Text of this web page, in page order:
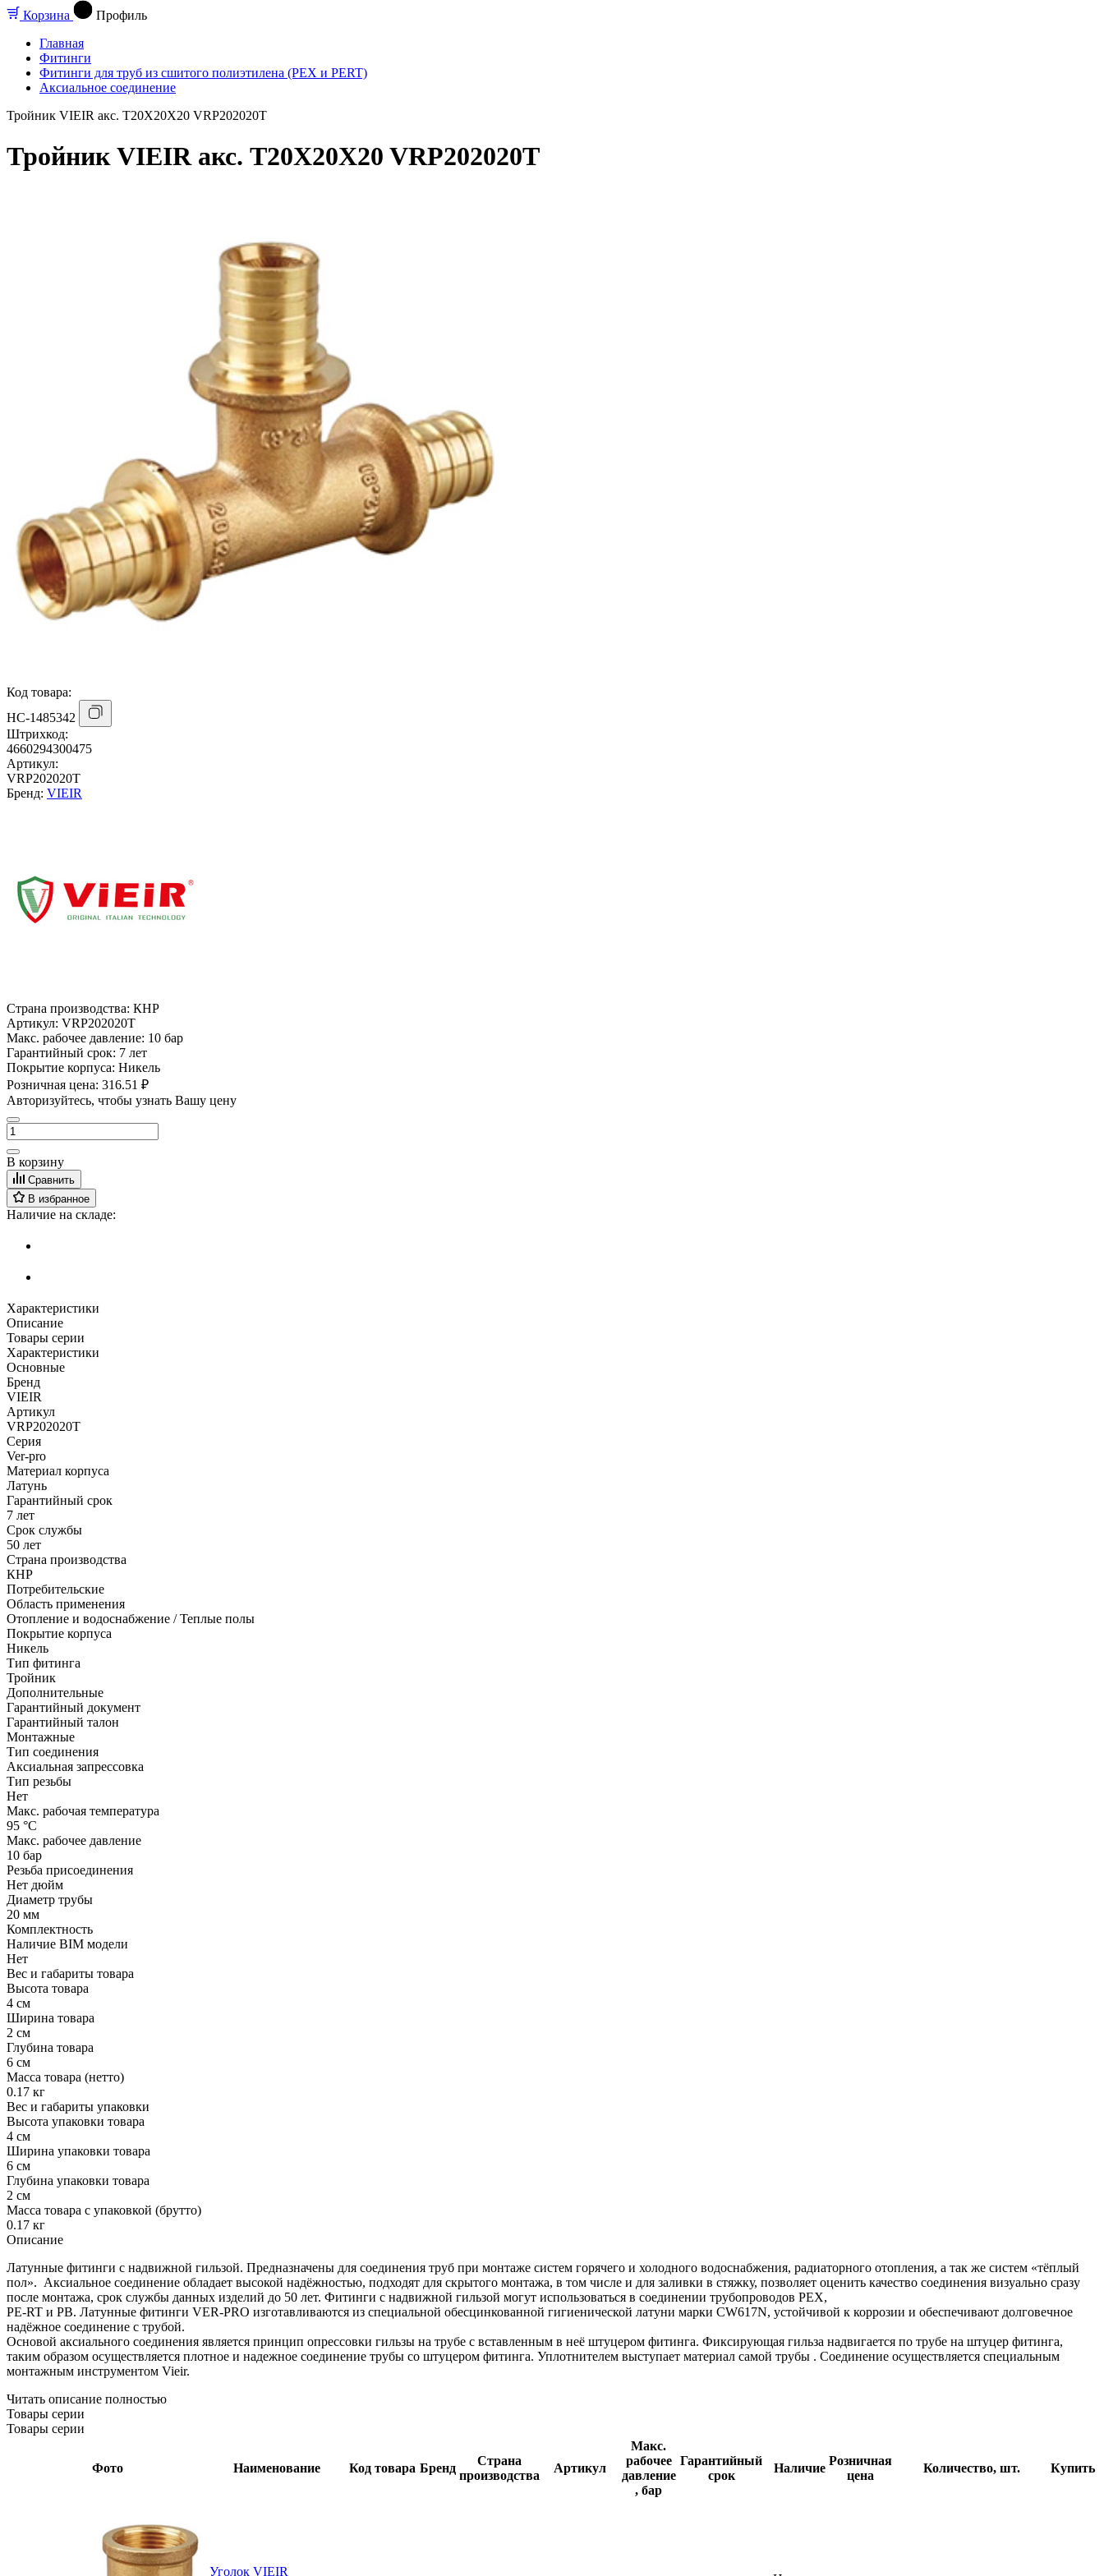
Корзина
Профиль
Главная
Фитинги
Фитинги для труб из сшитого полиэтилена (PEX и PERT)
Аксиальное соединение
Тройник VIEIR акс. Т20X20X20 VRP202020T
Тройник VIEIR акс. Т20X20X20 VRP202020T
Код товара:
НС-1485342
Штрихкод:
4660294300475
Артикул:
VRP202020T
Бренд: VIEIR
Страна производства: КНР
Артикул: VRP202020T
Макс. рабочее давление: 10 бар
Гарантийный срок: 7 лет
Покрытие корпуса: Никель
Розничная цена: 316.51 ₽
Авторизуйтесь, чтобы узнать Вашу цену
В корзину
Сравнить
В избранное
Наличие на складе:
Характеристики
Описание
Товары серии
Характеристики
Основные
Бренд
VIEIR
Артикул
VRP202020T
Серия
Ver-pro
Материал корпуса
Латунь
Гарантийный срок
7 лет
Срок службы
50 лет
Страна производства
КНР
Потребительские
Область применения
Отопление и водоснабжение / Теплые полы
Покрытие корпуса
Никель
Тип фитинга
Тройник
Дополнительные
Гарантийный документ
Гарантийный талон
Монтажные
Тип соединения
Аксиальная запрессовка
Тип резьбы
Нет
Макс. рабочая температура
95 °С
Макс. рабочее давление
10 бар
Резьба присоединения
Нет дюйм
Диаметр трубы
20 мм
Комплектность
Наличие BIM модели
Нет
Вес и габариты товара
Высота товара
4 см
Ширина товара
2 см
Глубина товара
6 см
Масса товара (нетто)
0.17 кг
Вес и габариты упаковки
Высота упаковки товара
4 см
Ширина упаковки товара
6 см
Глубина упаковки товара
2 см
Масса товара с упаковкой (брутто)
0.17 кг
Описание
Латунные фитинги с надвижной гильзой. Предназначены для соединения труб при монтаже систем горячего и холодного водоснабжения, радиаторного отопления, а так же систем «тёплый
пол». Аксиальное соединение обладает высокой надёжностью, подходят для скрытого монтажа, в том числе и для заливки в стяжку, позволяет оценить качество соединения визуально сразу
после монтажа, срок службы данных изделий до 50 лет. Фитинги с надвижной гильзой могут использоваться в соединении трубопроводов PEX,
PE-RT и PB. Латунные фитинги VER-PRO изготавливаются из специальной обесцинкованной гигиенической латуни марки CW617N, устойчивой к коррозии и обеспечивают долговечное
надёжное соединение с трубой.
Основой аксиального соединения является принцип опрессовки гильзы на трубе с вставленным в неё штуцером фитинга. Фиксирующая гильза надвигается по трубе на штуцер фитинга,
таким образом осуществляется плотное и надежное соединение трубы со штуцером фитинга. Уплотнителем выступает материал самой трубы . Соединение осуществляется специальным
монтажным инструментом Vieir.
Читать описание полностью
Товары серии
Товары серии
Фото Наименование Код товара Бренд
Страна
производства
Артикул
Макс.
рабочее
давление
, бар
Гарантийный
срок
Наличие
Розничная
цена
Количество, шт. Купить
Уголок VIEIR